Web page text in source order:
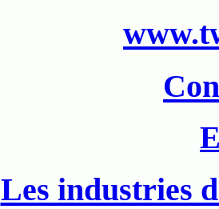
Les industries